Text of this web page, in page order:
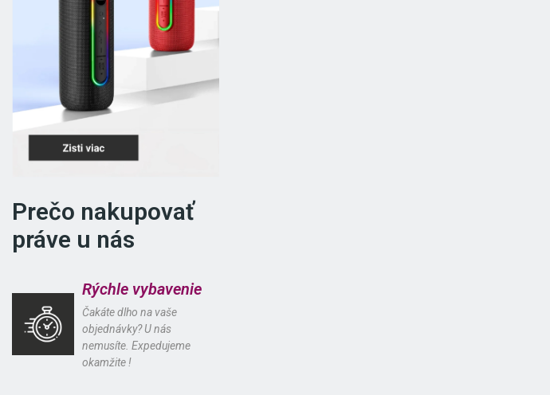
Prečo nakupovať
práve u nás
Rýchle vybavenie
Čakáte dlho na vaše
objednávky? U nás
nemusíte. Expedujeme
okamžite !